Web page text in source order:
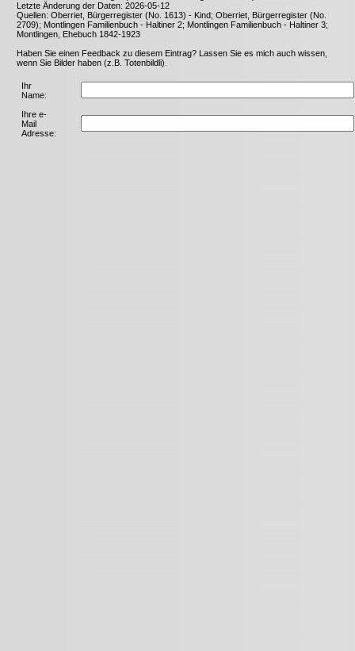
Letzte Änderung der Daten: 2026-05-12
Quellen: Oberriet, Bürgerregister (No. 1613) - Kind; Oberriet, Bürgerregister (No.
2709); Montlingen Familienbuch - Haltiner 2; Montlingen Familienbuch - Haltiner 3;
Montlingen, Ehebuch 1842-1923
Haben Sie einen Feedback zu diesem Eintrag? Lassen Sie es mich auch wissen,
wenn Sie Bilder haben (z.B. Totenbildli).
Ihr
Name:
Ihre e-
Mail
Adresse: